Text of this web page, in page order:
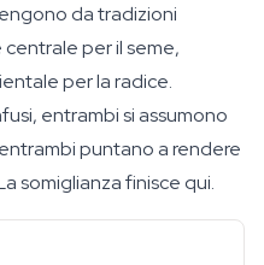
da tradizioni
per il seme,
per la radice.
entrambi si assumono
puntano a rendere
somiglianza finisce qui.